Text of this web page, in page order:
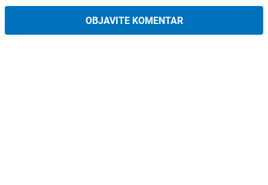
OBJAVITE KOMENTAR